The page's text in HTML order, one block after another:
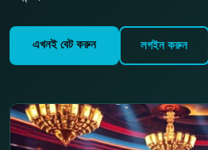
এখনই বেট করুন লগইন করুন